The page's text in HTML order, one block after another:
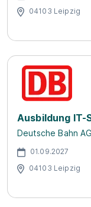
04103 Leipzig
Ausbildung IT-
Deutsche Bahn AG
01.09.2027
04103 Leipzig